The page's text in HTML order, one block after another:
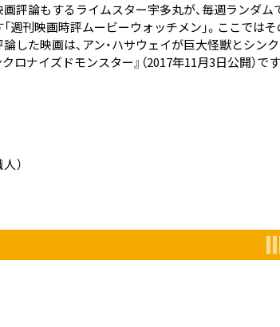
評論もするライムスター宇多丸が、毎週ランダ
週刊映画時評ムービーウォッチメン」。ここでは
した映画は、アン・ハサウェイが巨大怪獣とシン
クロナイズドモンスター』 （2017年11月3日公開）です
）